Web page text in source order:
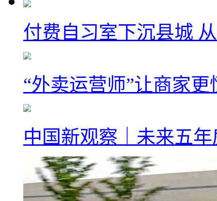
付费自习室下沉县城
“外卖运营师”让商家更
中国新观察｜未来五